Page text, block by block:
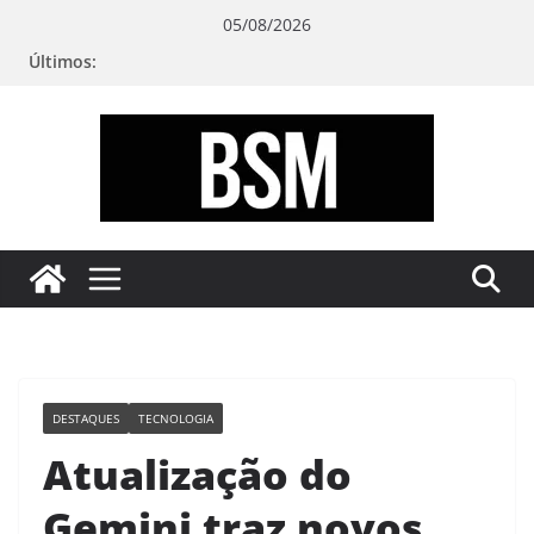
05/08/2026
Últimos:
sua
Mente
DESTAQUES TECNOLOGIA
Atualização do